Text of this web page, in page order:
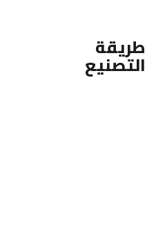
طريقة
التصنيع